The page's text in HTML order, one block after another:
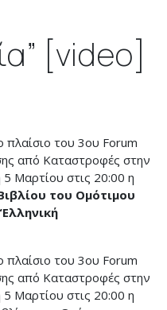
[video]
πλαίσιο του 3ου Forum
από Καταστροφές στην
Μαρτίου στις 20:00 η
του Ομότιμου
πλαίσιο του 3ου Forum
από Καταστροφές στην
Μαρτίου στις 20:00 η